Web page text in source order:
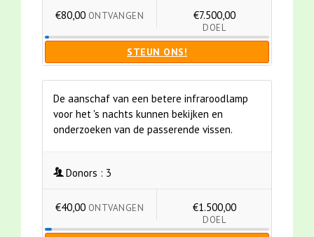
€80,00 ONTVANGEN €7.500,00
DOEL
STEUN ONS!
De aanschaf van een betere infraroodlamp
voor het 's nachts kunnen bekijken en
onderzoeken van de passerende vissen.
Donors : 3
€40,00 ONTVANGEN €1.500,00
DOEL